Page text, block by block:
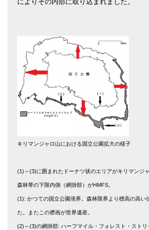
によりその内部に取り込まれました。
キリマンジャロ山における国立公園拡大の様子
(1)～(3)に囲まれたドーナツ状のエリアがキリマンジ
森林帯の下限内側（網掛部）がHMFS。
(1): かつての国立公園境界。森林限界より標高の高い
た。またこの襟画が世界遺産。
(2)～(3)の網掛部: ハーフマイル・フォレスト・ストリ